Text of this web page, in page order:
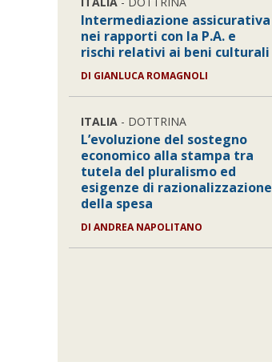
Intermediazione assicurativa
nei rapporti con la P.A. e
rischi relativi ai beni culturali
DI GIANLUCA ROMAGNOLI
ITALIA - DOTTRINA
L’evoluzione del sostegno
economico alla stampa tra
tutela del pluralismo ed
esigenze di razionalizzazione
della spesa
DIANDREA NAPOLITANO